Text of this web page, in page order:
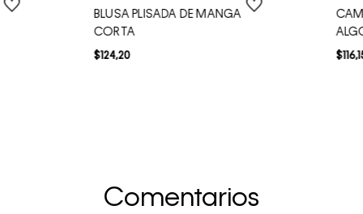
BLUSA PLISADA DE MANGA
CORTA
$124,20 $116,
Comentarios